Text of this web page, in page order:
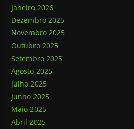
Janeiro 2026
Dezembro 2025
Novembro 2025
Outubro 2025
Setembro 2025
Agosto 2025
Julho 2025
Junho 2025
Maio 2025
Abril 2025